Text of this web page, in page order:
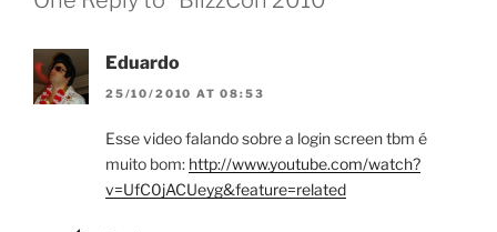
Eduardo
25/10/2010 AT 08:53
Esse video falando sobre a login screen tbm é
muito bom: http://www.youtube.com/watch?
v=UfC0jACUeyg&feature=related